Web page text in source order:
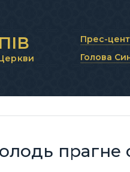
Прес-
Новини та
Голова
прагне